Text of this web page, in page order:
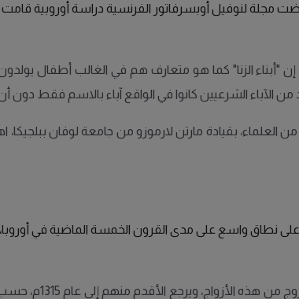
مجلة لنوفيل أوبسرفاتور الفرنسية دراسة أوروبية
"أبناء الزنا" كما هو متعارف هم في الغالب أطفال
الآباء الشرعيين كانوا في الواقع آباء بالاسم فقط دون
بقيادة مارتن لارموزو من جامعة لوفان ببلجيكا،